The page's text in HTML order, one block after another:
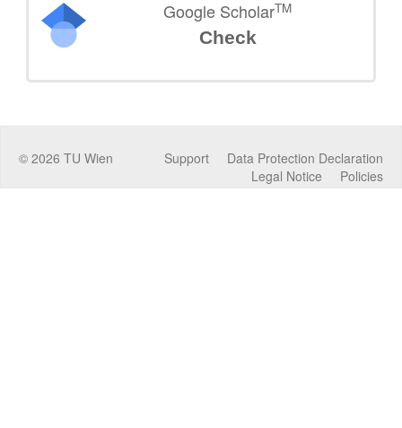
Google ScholarTM
Check
© 2026 TU Wien Data Protection Declaration
Support
Policies
Legal Notice